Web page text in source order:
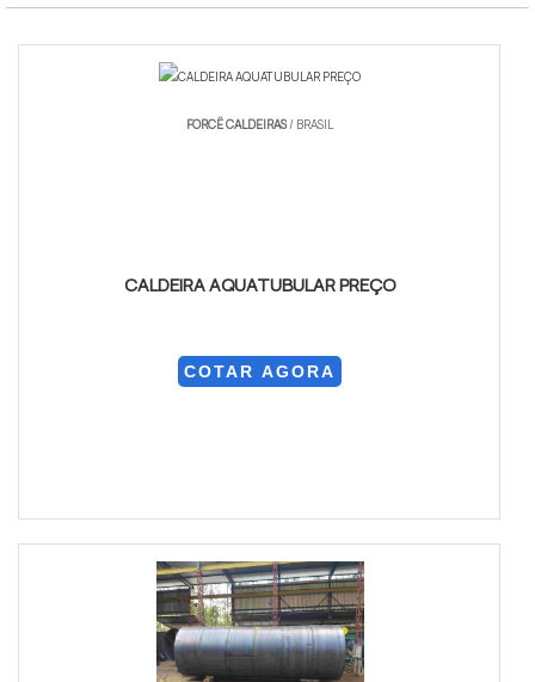
FORCË CALDEIRAS/ BRASIL
CALDEIRA AQUATUBULAR PREÇO
COTAR AGORA